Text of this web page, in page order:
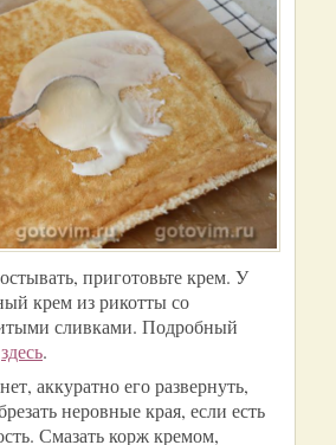
приготовьте крем. У
крем из рикотты со
сливками. Подробный
здесь.
аккуратно его развернуть,
неровные края, если есть
Смазать корж кремом,